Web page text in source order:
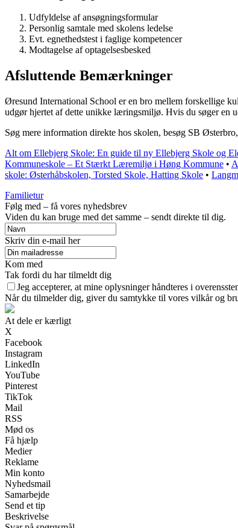
Udfyldelse af ansøgningsformular
Personlig samtale med skolens ledelse
Evt. egnethedstest i faglige kompetencer
Modtagelse af optagelsesbesked
Afsluttende Bemærkninger
Øresund International School er en bro mellem forskellige
udgør hjertet af dette unikke læringsmiljø. Hvis du søger en
Søg mere information direkte hos skolen, besøg SB
Alt om Ellebjerg Skole: En guide til ny Ellebjerg Skole og
Kommuneskole – Et Stærkt Læremiljø i Høng Kommune •
skole: Østerhåbskolen, Torsted Skole, Hatting Skole •
Familietur
Følg med – få vores nyhedsbrev
Viden du kan bruge med det samme – sendt direkte til dig.
Skriv din e-mail her
Kom med
Tak fordi du har tilmeldt dig
Jeg accepterer, at mine oplysninger håndteres i
Når du tilmelder dig, giver du samtykke til vores vilkår og
At dele er kærligt
X
Facebook
Instagram
LinkedIn
YouTube
Pinterest
TikTok
Mail
RSS
Mød os
Få hjælp
Medier
Reklame
Min konto
Nyhedsmail
Samarbejde
Send et tip
Beskrivelse